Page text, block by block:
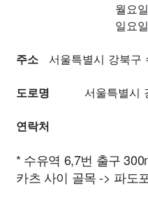
월요
일요
주소 서울특별시 강북구
도로명 서울특별시
연락처
* 수유역 6,7번 출구
카츠 사이 골목 -> 파도